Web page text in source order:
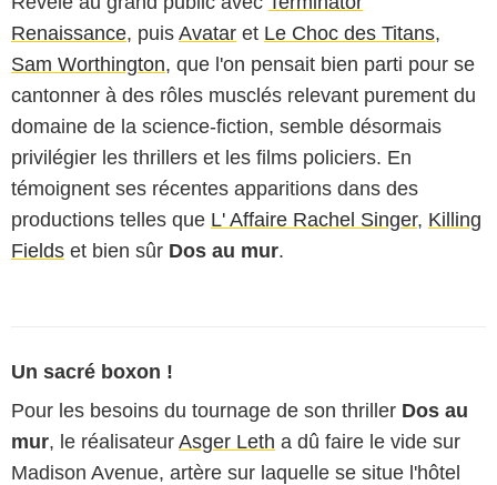
Renaissance, puis Avatar et Le Choc des Titans,
Sam Worthington, que l'on pensait bien parti pour se
cantonner à des rôles musclés relevant purement du
domaine de la science-fiction, semble désormais
privilégier les thrillers et les films policiers. En
témoignent ses récentes apparitions dans des
productions telles que L' Affaire Rachel Singer, Killing
Fields et bien sûr Dos au mur.
Un sacré boxon !
Pour les besoins du tournage de son thriller Dos au
mur, le réalisateur Asger Leth a dû faire le vide sur
Madison Avenue, artère sur laquelle se situe l'hôtel